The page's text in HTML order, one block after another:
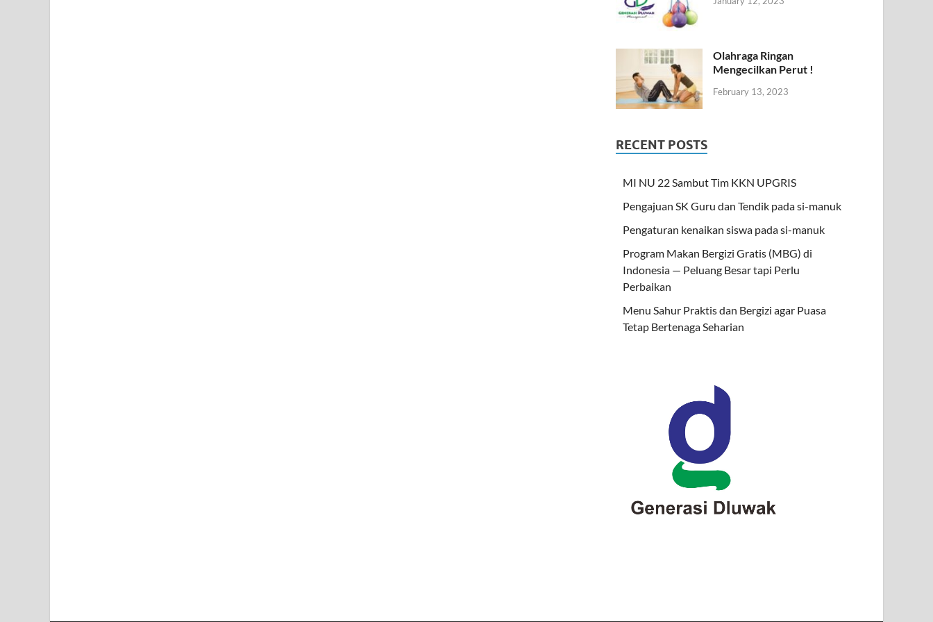
Olahraga Ringan
Mengecilkan Perut !
February 13, 2023
RECENT POSTS
MI NU 22 Sambut Tim KKN UPGRIS
Pengajuan SK Guru dan Tendik pada si-manuk
Pengaturan kenaikan siswa pada si-manuk
Program Makan Bergizi Gratis (MBG) di
Indonesia — Peluang Besar tapi Perlu
Perbaikan
Menu Sahur Praktis dan Bergizi agar Puasa
Tetap Bertenaga Seharian